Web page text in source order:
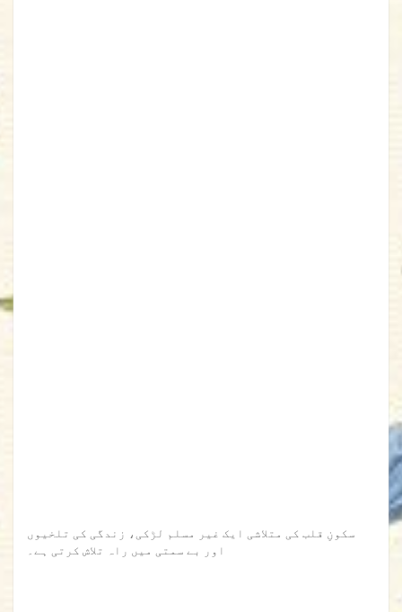
سکونِ قلب کی متلاشی ایک غیر مسلم لڑکی، زندگی کی تلخیوں
اور بے سمتی میں راہ تلاش کرتی ہے۔